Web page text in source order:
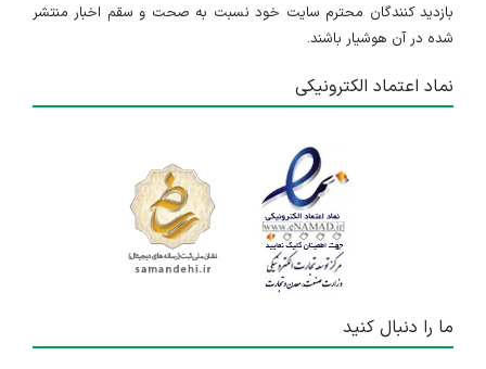
بازدید کنندگان محترم سایت خود نسبت به صحت و سقم اخبار منتشر
شده در آن هوشیار باشند.
نماد اعتماد الکترونیکی
ما را دنبال کنید